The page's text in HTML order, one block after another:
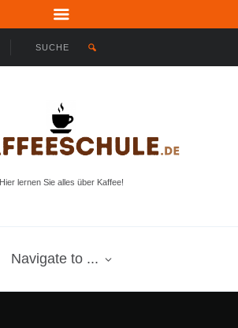
Hier lernen Sie alles über Kaffee!
Navigate to ...